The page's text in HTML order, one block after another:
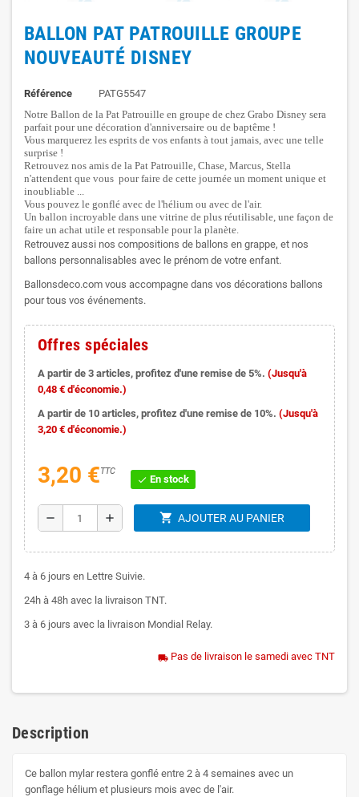
BALLON PAT PATROUILLE GROUPE
NOUVEAUTÉ DISNEY
Référence
PATG5547
Notre Ballon de la Pat Patrouille en groupe de chez Grabo Disney sera
parfait pour une décoration d'anniversaire ou de baptême !
Vous marquerez les esprits de vos enfants à tout jamais, avec une telle
surprise !
Retrouvez nos amis de la Pat Patrouille, Chase, Marcus, Stella
n'attendent que vous pour faire de cette journée un moment unique et
inoubliable ...
Vous pouvez le gonflé avec de l'hélium ou avec de l'air.
Un ballon incroyable dans une vitrine de plus réutilisable, une façon de
faire un achat utile et responsable pour la planète.
Retrouvez aussi nos compositions de ballons en grappe, et nos
ballons personnalisables avec le prénom de votre enfant.
Ballonsdeco.com vous accompagne dans vos décorations ballons
pour tous vos événements.
Offres spéciales
A partir de 3 articles, profitez d'une remise de 5%. (Jusqu'à
0,48 € d'économie.)
A partir de 10 articles, profitez d'une remise de 10%. (Jusqu'à
3,20 € d'économie.)
3,20 €TTC
check En stock
remove add shopping_cart AJOUTER AU PANIER
4 à 6 jours en Lettre Suivie.
24h à 48h avec la livraison TNT.
3 à 6 jours avec la livraison Mondial Relay.
local_shipping Pas de livraison le samedi avec TNT
Description
Ce ballon mylar restera gonflé entre 2 à 4 semaines avec un
gonflage hélium et plusieurs mois avec de l'air.